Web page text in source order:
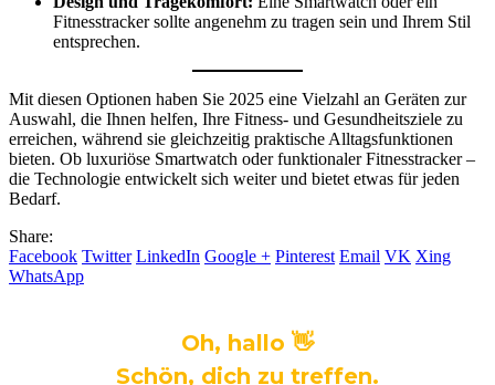
Fitnesstracker sollte angenehm zu tragen sein und Ihrem Stil
entsprechen.
Mit diesen Optionen haben Sie 2025 eine Vielzahl an Geräten zur
Auswahl, die Ihnen helfen, Ihre Fitness- und Gesundheitsziele zu
erreichen, während sie gleichzeitig praktische Alltagsfunktionen
bieten. Ob luxuriöse Smartwatch oder funktionaler Fitnesstracker –
die Technologie entwickelt sich weiter und bietet etwas für jeden
Bedarf.
Share:
Facebook Twitter LinkedIn Google + Pinterest Email VK Xing
WhatsApp
Oh, hallo 👋
Schön, dich zu treffen.